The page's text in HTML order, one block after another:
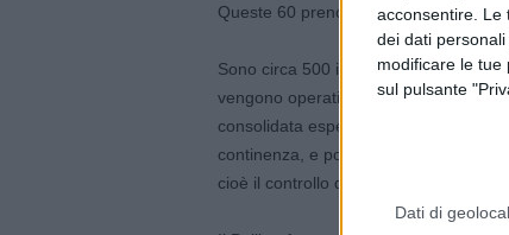
acconsentire. Le
dei dati
modificare le tue
sul pulsante
Dati di
Queste 60 prenotazioni sono un
Sono circa 500 i pazienti con tumore
vengono operati ogni anno di
consolidata esperienza nella chirurgia
continenza, e potenza sessuale post-
cioè il controllo della minzione è